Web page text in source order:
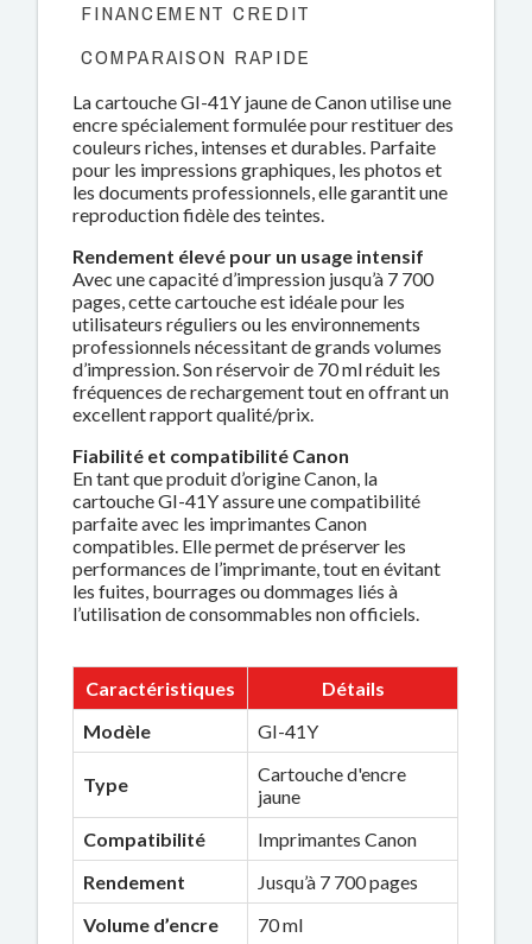
FINANCEMENT CREDIT
COMPARAISON RAPIDE
La cartouche GI-41Y jaune de Canon utilise une
encre spécialement formulée pour restituer des
couleurs riches, intenses et durables. Parfaite
pour les impressions graphiques, les photos et
les documents professionnels, elle garantit une
reproduction fidèle des teintes.
Rendement élevé pour un usage intensif
Avec une capacité d’impression jusqu’à 7 700
pages, cette cartouche est idéale pour les
utilisateurs réguliers ou les environnements
professionnels nécessitant de grands volumes
d’impression. Son réservoir de 70 ml réduit les
fréquences de rechargement tout en offrant un
excellent rapport qualité/prix.
Fiabilité et compatibilité Canon
En tant que produit d’origine Canon, la
cartouche GI-41Y assure une compatibilité
parfaite avec les imprimantes Canon
compatibles. Elle permet de préserver les
performances de l’imprimante, tout en évitant
les fuites, bourrages ou dommages liés à
l’utilisation de consommables non officiels.
Caractéristiques
Détails
Modèle
GI-41Y
Type
Cartouche d'encre
jaune
Compatibilité
Imprimantes Canon
Rendement
Jusqu’à 7 700 pages
Volume d’encre
70 ml